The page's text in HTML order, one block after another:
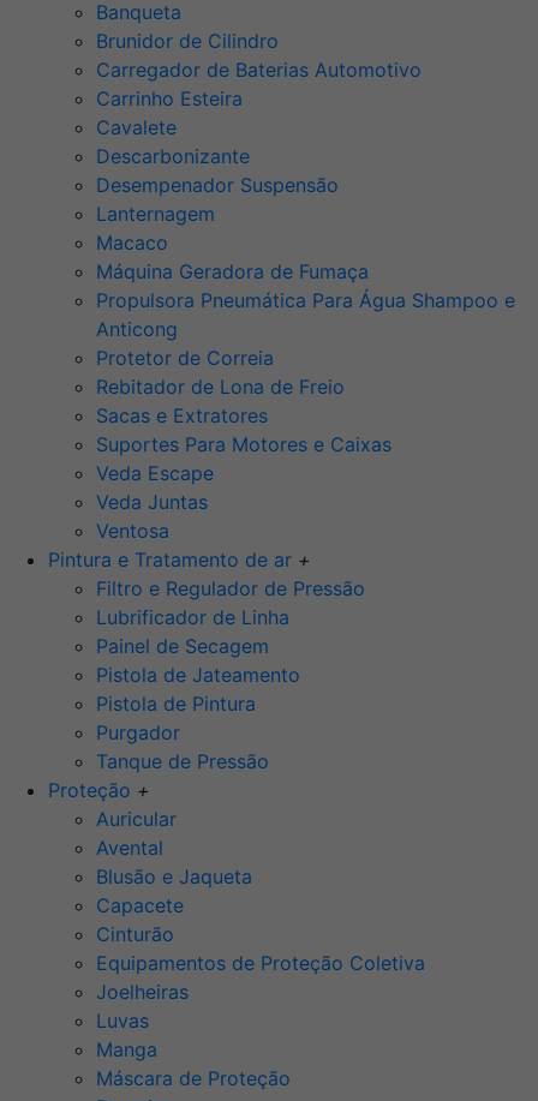
Banqueta
Brunidor de Cilindro
Carregador de Baterias Automotivo
Carrinho Esteira
Cavalete
Descarbonizante
Desempenador Suspensão
Lanternagem
Macaco
Máquina Geradora de Fumaça
Propulsora Pneumática Para Água Shampoo e
Anticong
Protetor de Correia
Rebitador de Lona de Freio
Sacas e Extratores
Suportes Para Motores e Caixas
Veda Escape
Veda Juntas
Ventosa
Pintura e Tratamento de ar +
Filtro e Regulador de Pressão
Lubrificador de Linha
Painel de Secagem
Pistola de Jateamento
Pistola de Pintura
Purgador
Tanque de Pressão
Proteção +
Auricular
Avental
Blusão e Jaqueta
Capacete
Cinturão
Equipamentos de Proteção Coletiva
Joelheiras
Luvas
Manga
Máscara de Proteção